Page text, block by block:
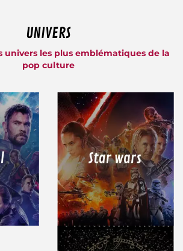
UNIVERS
univers les plus emblématiques de la
pop culture